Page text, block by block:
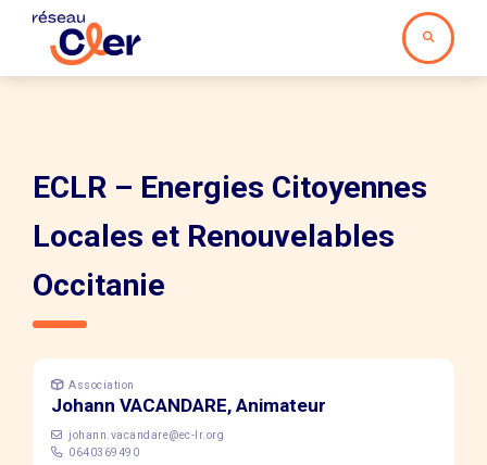
ECLR – Energies Citoyennes
Locales et Renouvelables
Occitanie
Association
Johann VACANDARE, Animateur
johann.vacandare@ec-lr.org
0640369490